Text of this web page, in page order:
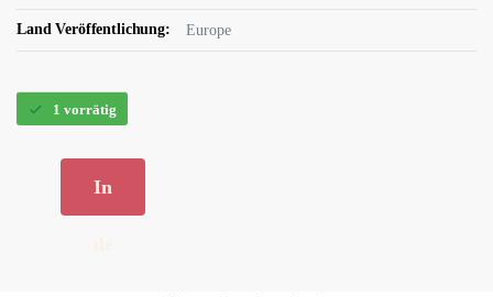
Land Veröffentlichung: Europe
1 vorrätig
In